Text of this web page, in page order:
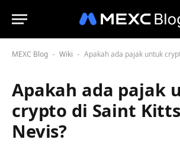
MEXC Blog - Wiki - Apakah ada pajak untuk crypto
Apakah ada pajak
crypto di Saint
Nevis?